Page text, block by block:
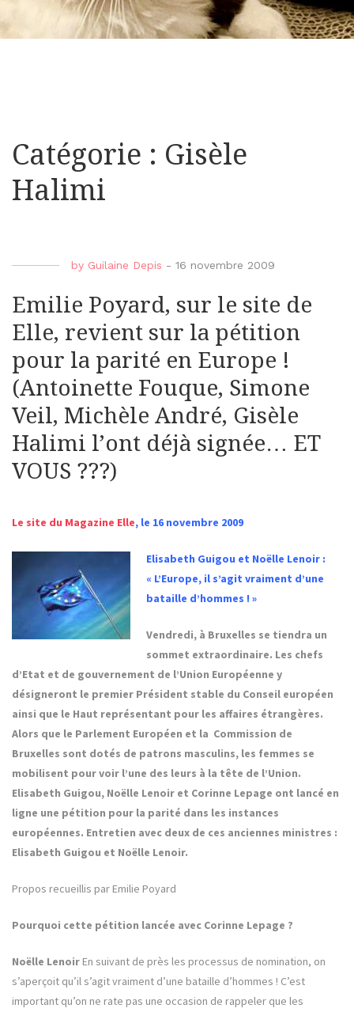
Catégorie : Gisèle
Halimi
by Guilaine Depis - 16 novembre 2009
Emilie Poyard, sur le site de
Elle, revient sur la pétition
pour la parité en Europe !
(Antoinette Fouque, Simone
Veil, Michèle André, Gisèle
Halimi l’ont déjà signée… ET
VOUS ???)
Le site du Magazine Elle, le 16 novembre 2009
Elisabeth Guigou et Noëlle Lenoir :
« L’Europe, il s’agit vraiment d’une
bataille d’hommes ! »
Vendredi, à Bruxelles se tiendra un
sommet extraordinaire. Les chefs
d’Etat et de gouvernement de l’Union Européenne y
désigneront le premier Président stable du Conseil européen
ainsi que le Haut représentant pour les affaires étrangères.
Alors que le Parlement Européen et la Commission de
Bruxelles sont dotés de patrons masculins, les femmes se
mobilisent pour voir l’une des leurs à la tête de l’Union.
Elisabeth Guigou, Noëlle Lenoir et Corinne Lepage ont lancé en
ligne une pétition pour la parité dans les instances
européennes. Entretien avec deux de ces anciennes ministres :
Elisabeth Guigou et Noëlle Lenoir.
Propos recueillis par Emilie Poyard
Pourquoi cette pétition lancée avec Corinne Lepage ?
Noëlle Lenoir En suivant de près les processus de nomination, on
s’aperçoit qu’il s’agit vraiment d’une bataille d’hommes ! C’est
important qu’on ne rate pas une occasion de rappeler que les